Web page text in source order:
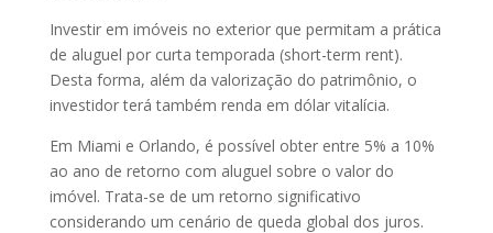
Investir em imóveis no exterior que permitam a prática
de aluguel por curta temporada (short-term rent).
Desta forma, além da valorização do patrimônio, o
investidor terá também renda em dólar vitalícia.
Em Miami e Orlando, é possível obter entre 5% a 10%
ao ano de retorno com aluguel sobre o valor do
imóvel. Trata-se de um retorno significativo
considerando um cenário de queda global dos juros.